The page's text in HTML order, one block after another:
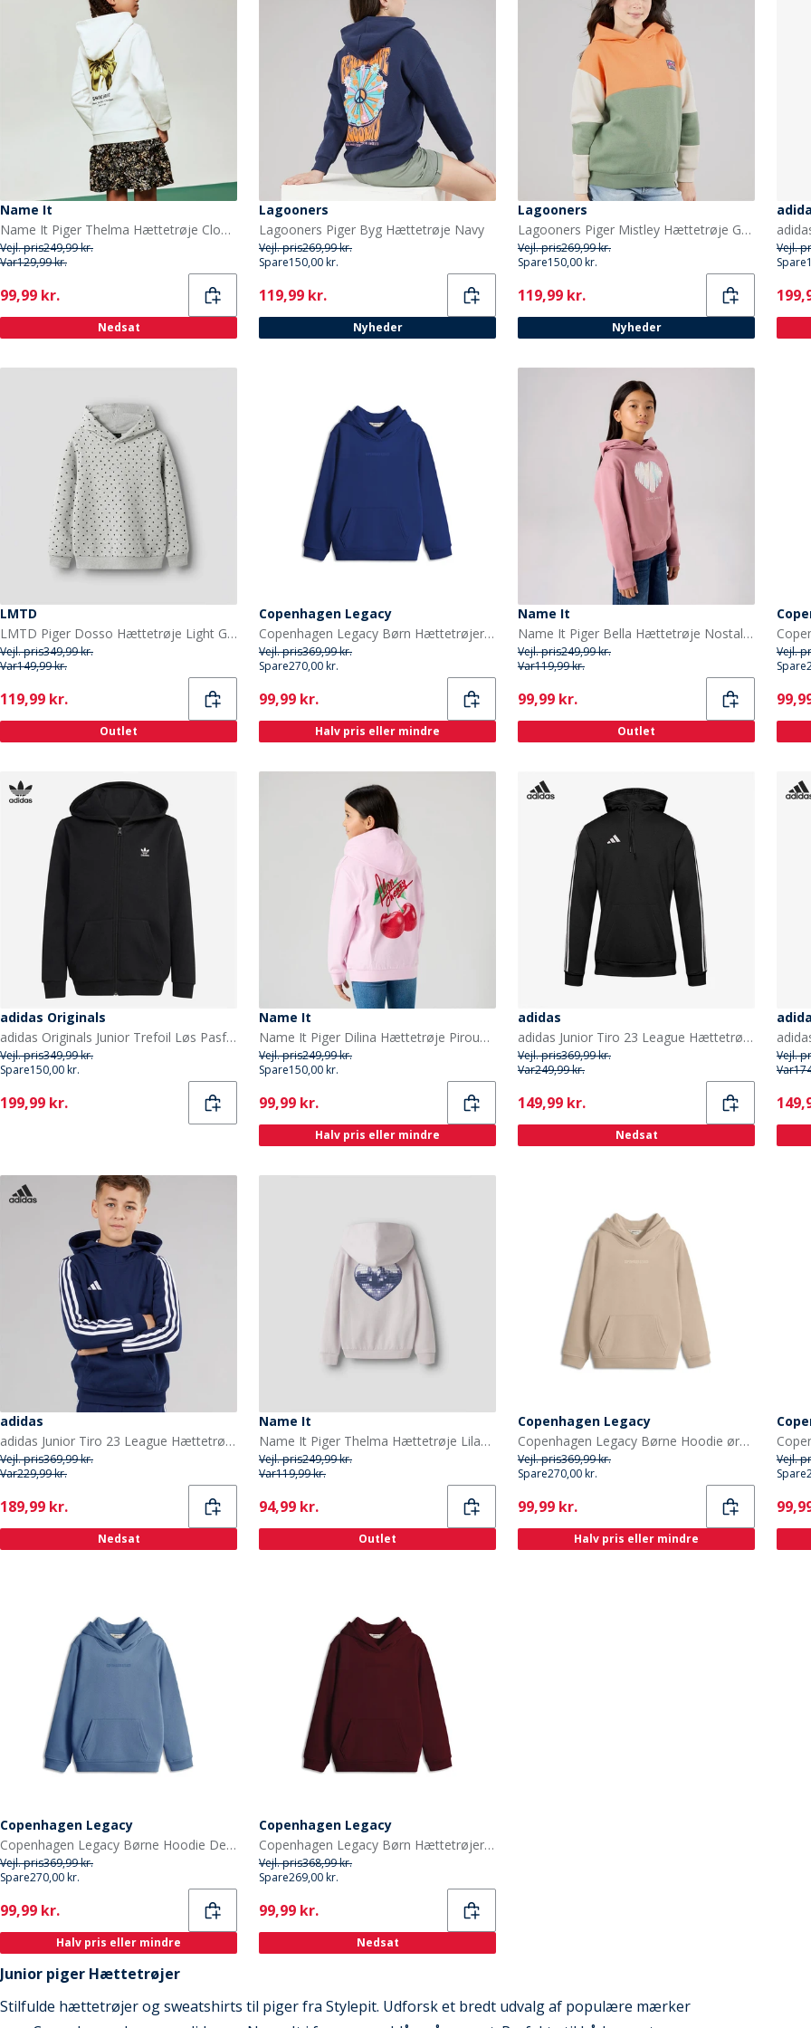
Name It
Name It Piger Thelma Hættetrøje Cloud Dancer
Vejl. pris249,99 kr.
Var129,99 kr.
Current
99,99 kr.
Nedsat
Lagooners
Lagooners Piger Byg Hættetrøje Navy
Vejl. pris269,99 kr.
Spare150,00 kr.
Current
119,99 kr.
Nyheder
Lagooners
Lagooners Piger Mistley Hættetrøje Green Bay
Vejl. pris269,99 kr.
Spare150,00 kr.
Current
119,99 kr.
Nyheder
Vejl.
Spare
LMTD
LMTD Piger Dosso Hættetrøje Light Grey Melange
Vejl. pris349,99 kr.
Var149,99 kr.
Current
119,99 kr.
Outlet
Copenhagen Legacy
Copenhagen Legacy Børn Hættetrøjer Blå
Vejl. pris369,99 kr.
Spare270,00 kr.
Current
99,99 kr.
Halv pris eller mindre
Name It
Name It Piger Bella Hættetrøje Nostalgia Rose
Vejl. pris249,99 kr.
Var119,99 kr.
Current
99,99 kr.
Outlet
Vejl.
Spare
adidas Originals
adidas Originals Junior Trefoil Løs Pasform Fuld Zip Hættetrøje Sort
Vejl. pris349,99 kr.
Spare150,00 kr.
Current
199,99 kr.
Name It
Name It Piger Dilina Hættetrøje Pirouette
Vejl. pris249,99 kr.
Spare150,00 kr.
Current
99,99 kr.
Halv pris eller mindre
adidas
adidas Junior Tiro 23 League Hættetrøje Sort
Vejl. pris369,99 kr.
Var249,99 kr.
Current
149,99 kr.
Nedsat
Vejl.
Var
adidas
adidas Junior Tiro 23 League Hættetrøje Team Navy Blue
Vejl. pris369,99 kr.
Var229,99 kr.
Current
189,99 kr.
Nedsat
Name It
Name It Piger Thelma Hættetrøje Lilac Marble
Vejl. pris249,99 kr.
Var119,99 kr.
Current
94,99 kr.
Outlet
Copenhagen Legacy
Copenhagen Legacy Børne Hoodie ørken
Vejl. pris369,99 kr.
Spare270,00 kr.
Current
99,99 kr.
Halv pris eller mindre
Vejl.
Spare
Copenhagen Legacy
Copenhagen Legacy Børne Hoodie Denim Melange
Vejl. pris369,99 kr.
Spare270,00 kr.
Current
99,99 kr.
Halv pris eller mindre
Copenhagen Legacy
Copenhagen Legacy Børn Hættetrøjer Bordeaux
Vejl. pris368,99 kr.
Spare269,00 kr.
Current
99,99 kr.
Nedsat
Junior piger Hættetrøjer
Stilfulde hættetrøjer og sweatshirts til piger fra Stylepit. Udforsk et bredt udvalg af populære mærker